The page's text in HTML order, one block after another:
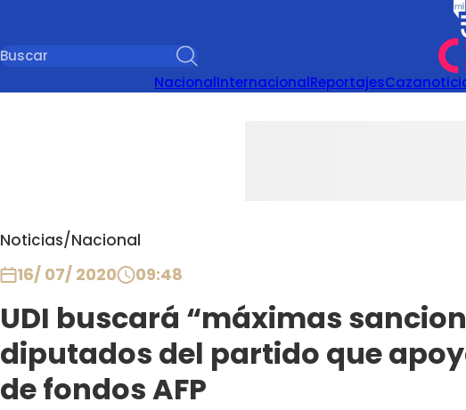
NacionalInternacionalReportajes
Noticias/Nacional
16/ 07/ 2020 09:48
UDI buscará “máximas
diputados del partido que
de fondos AFP